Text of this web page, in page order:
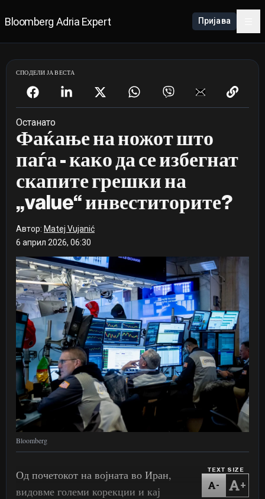
Bloomberg Adria Expert Пријава
СПОДЕЛИ ЈА ВЕСТА
Останато
Фаќање на ножот што
паѓа - како да се избегнат
скапите грешки на
„value“ инвеститорите?
Автор: Matej Vujanić
6 април 2026, 06:30
Bloomberg
TEXT SIZE
- +
Од почетокот на војната во Иран,
видовме големи корекции и кај